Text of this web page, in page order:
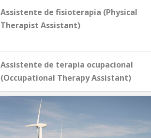
Assistente de fisioterapia (Physical
Therapist Assistant)
Assistente de terapia ocupacional
(Occupational Therapy Assistant)